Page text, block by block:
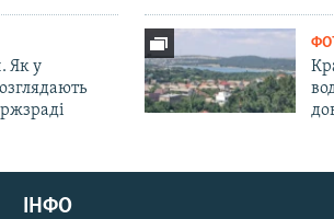
Як у
ІНФО